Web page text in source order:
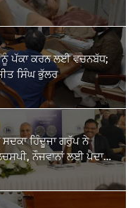
ਪੱਕਾ ਕਰਨ ਲਈ ਵਚਨਬੱਧ;
ਸਿੰਘ ਭੁੱਲਰ
ਹਿੰਦੂਜਾ ਗਰੁੱਪ ਨੇ
ਨੌਜਵਾਨਾਂ ਲਈ ਪੈਦਾ